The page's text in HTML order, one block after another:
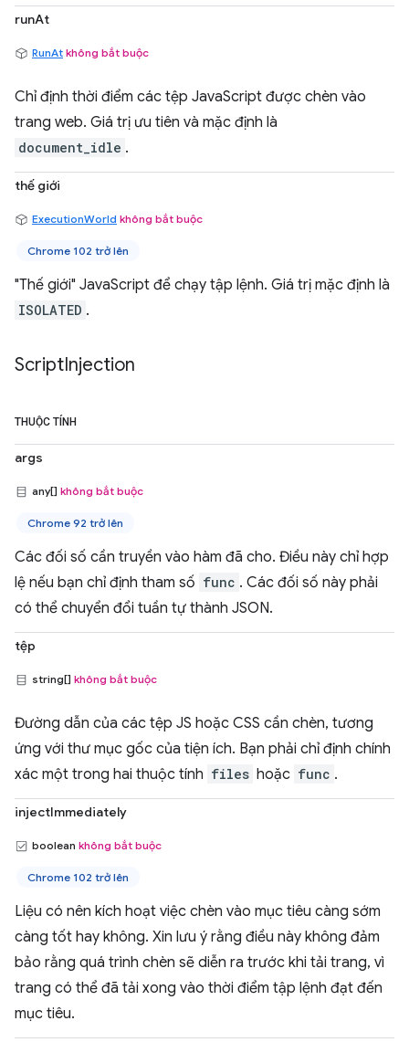
runAt
RunAt không bắt buộc
Chỉ định thời điểm các tệp JavaScript được chèn vào
trang web. Giá trị ưu tiên và mặc định là
document_idle .
thế giới
ExecutionWorld không bắt buộc
Chrome 102 trở lên
"Thế giới" JavaScript để chạy tập lệnh. Giá trị mặc định là
ISOLATED .
ScriptInjection
THUỘC TÍNH
args
any[] không bắt buộc
Chrome 92 trở lên
Các đối số cần truyền vào hàm đã cho. Điều này chỉ hợp
lệ nếu bạn chỉ định tham số func . Các đối số này phải
có thể chuyển đổi tuần tự thành JSON.
tệp
string[] không bắt buộc
Đường dẫn của các tệp JS hoặc CSS cần chèn, tương
ứng với thư mục gốc của tiện ích. Bạn phải chỉ định chính
xác một trong hai thuộc tính files hoặc func .
injectImmediately
boolean không bắt buộc
Chrome 102 trở lên
Liệu có nên kích hoạt việc chèn vào mục tiêu càng sớm
càng tốt hay không. Xin lưu ý rằng điều này không đảm
bảo rằng quá trình chèn sẽ diễn ra trước khi tải trang, vì
trang có thể đã tải xong vào thời điểm tập lệnh đạt đến
mục tiêu.